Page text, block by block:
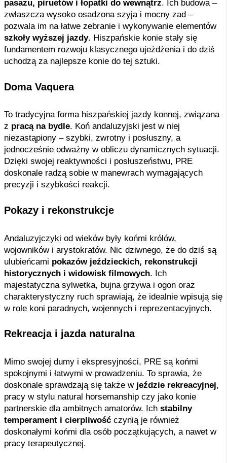
pasażu, piruetów i łopatki do wewnątrz. Ich budowa –
zwłaszcza wysoko osadzona szyja i mocny zad –
pozwala im na łatwe zebranie i wykonywanie elementów
szkoły wyższej jazdy. Hiszpańskie konie stały się
fundamentem rozwoju klasycznego ujeżdżenia i do dziś
uchodzą za najlepsze konie do tej sztuki.
Doma Vaquera
To tradycyjna forma hiszpańskiej jazdy konnej, związana
z pracą na bydle. Koń andaluzyjski jest w niej
niezastąpiony – szybki, zwrotny i posłuszny, a
jednocześnie odważny w obliczu dynamicznych sytuacji.
Dzięki swojej reaktywności i posłuszeństwu, PRE
doskonale radzą sobie w manewrach wymagających
precyzji i szybkości reakcji.
Pokazy i rekonstrukcje
Andaluzyjczyki od wieków były końmi królów,
wojowników i arystokratów. Nic dziwnego, że do dziś są
ulubieńcami pokazów jeździeckich, rekonstrukcji
historycznych i widowisk filmowych. Ich
majestatyczna sylwetka, bujna grzywa i ogon oraz
charakterystyczny ruch sprawiają, że idealnie wpisują się
w role koni paradnych, wojennych i reprezentacyjnych.
Rekreacja i jazda naturalna
Mimo swojej dumy i ekspresyjności, PRE są końmi
spokojnymi i łatwymi w prowadzeniu. To sprawia, że
doskonale sprawdzają się także w jeździe rekreacyjnej,
pracy w stylu natural horsemanship czy jako konie
partnerskie dla ambitnych amatorów. Ich stabilny
temperament i cierpliwość czynią je również
doskonałymi końmi dla osób początkujących, a nawet w
pracy terapeutycznej.